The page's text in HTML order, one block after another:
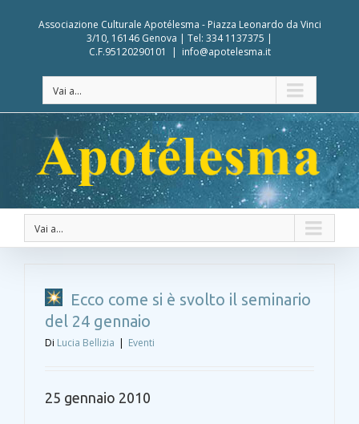
Associazione Culturale Apotélesma - Piazza Leonardo da Vinci
3/10, 16146 Genova | Tel: 334 1137375 |
C.F.95120290101
| info@apotelesma.it
Vai a...
Vai a...
Ecco come si è svolto il seminario
del 24 gennaio
Di Lucia Bellizia | Eventi
25 gennaio 2010